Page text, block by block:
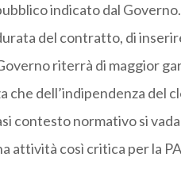
indicato dal
del contratto, di
riterrà di maggior
che dell’indipendenza del
contesto normativo si
attività così critica per la